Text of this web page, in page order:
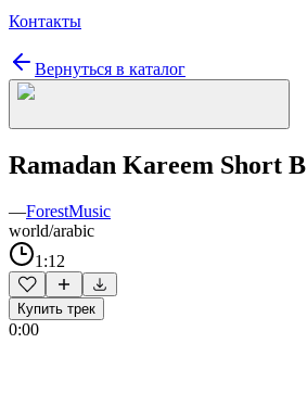
Контакты
Вернуться в каталог
Ramadan Kareem Short B
—ForestMusic
world/arabic
1:12
Купить трек
0:00